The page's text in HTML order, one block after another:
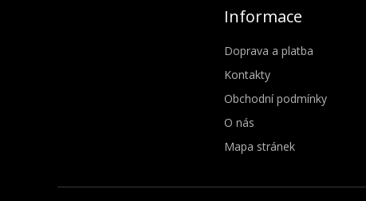
Informace
Doprava a platba
Kontakty
Obchodní podmínky
O nás
Mapa stránek